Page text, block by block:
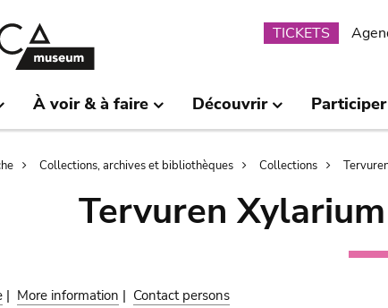
TICKETS
À voir & à faire Découvrir Participer
Collections, archives et bibliothèques Collections
Tervuren
| More information | Contact persons